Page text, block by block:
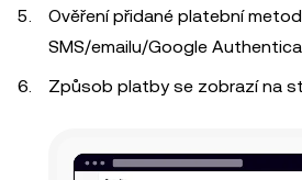
Ověření přidané platební
SMS/emailu/Google
Způsob platby se zobrazí na